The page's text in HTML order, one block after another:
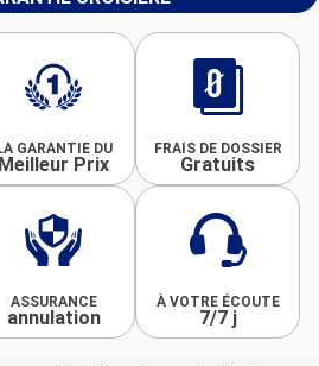
GARANTIE DU
Meilleur Prix
FRAIS DE DOSSIER
Gratuits
ASSURANCE
annulation
À VOTRE ÉCOUTE
7/7 j